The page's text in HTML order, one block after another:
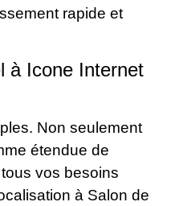
rapide et
à Icone Internet
Non seulement
étendue de
vos besoins
à Salon de